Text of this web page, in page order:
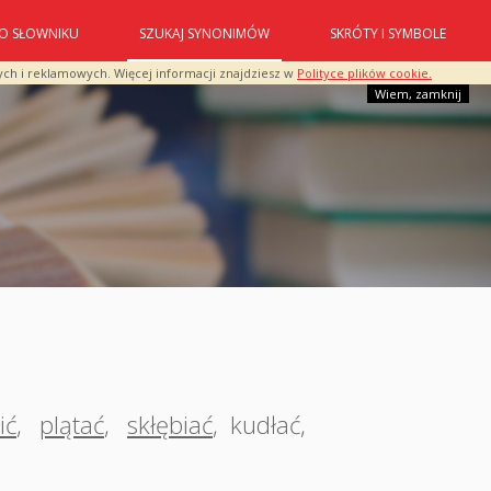
i reklamowych. Więcej informacji znajdziesz w Polityce plików cookie.
Wiem, zamknij
O SŁOWNIKU SZUKAJ SYNONIMÓW SKRÓTY I SYMBOLE
, plątać, skłębiać, kudłać,